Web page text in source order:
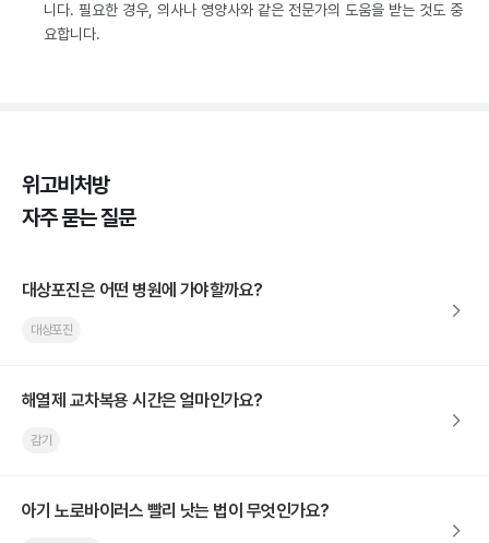
니다. 필요한 경우, 의사나 영양사와 같은 전문가의 도움을 받는 것도 중
요합니다.
위고비처방
자주 묻는 질문
대상포진은 어떤 병원에 가야할까요?
대상포진
해열제 교차복용 시간은 얼마인가요?
감기
아기 노로바이러스 빨리 낫는 법이 무엇인가요?